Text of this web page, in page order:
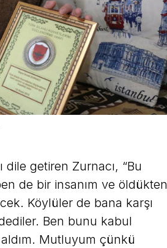
dile getiren Zurnacı, “Bu
de bir insanım ve öldükten
Köylüler de bana karşı
dediler. Ben bunu kabul
aldım. Mutluyum çünkü